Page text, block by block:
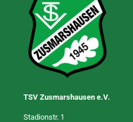
TSV Zusmarshausen e.V.
Stadionstr. 1